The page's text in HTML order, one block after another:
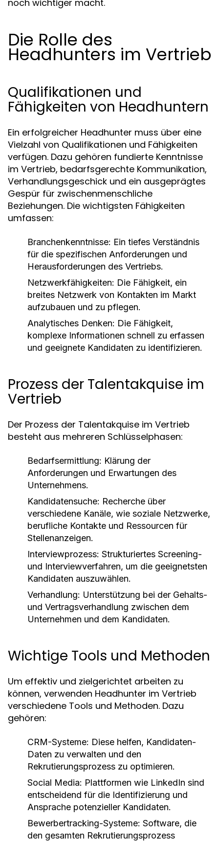
noch wichtiger macht.
Die Rolle des
Headhunters im Vertrieb
Qualifikationen und
Fähigkeiten von Headhuntern
Ein erfolgreicher Headhunter muss über eine
Vielzahl von Qualifikationen und Fähigkeiten
verfügen. Dazu gehören fundierte Kenntnisse
im Vertrieb, bedarfsgerechte Kommunikation,
Verhandlungsgeschick und ein ausgeprägtes
Gespür für zwischenmenschliche
Beziehungen. Die wichtigsten Fähigkeiten
umfassen:
Branchenkenntnisse: Ein tiefes Verständnis
für die spezifischen Anforderungen und
Herausforderungen des Vertriebs.
Netzwerkfähigkeiten: Die Fähigkeit, ein
breites Netzwerk von Kontakten im Markt
aufzubauen und zu pflegen.
Analytisches Denken: Die Fähigkeit,
komplexe Informationen schnell zu erfassen
und geeignete Kandidaten zu identifizieren.
Prozess der Talentakquise im
Vertrieb
Der Prozess der Talentakquise im Vertrieb
besteht aus mehreren Schlüsselphasen:
Bedarfsermittlung: Klärung der
Anforderungen und Erwartungen des
Unternehmens.
Kandidatensuche: Recherche über
verschiedene Kanäle, wie soziale Netzwerke,
berufliche Kontakte und Ressourcen für
Stellenanzeigen.
Interviewprozess: Strukturiertes Screening-
und Interviewverfahren, um die geeignetsten
Kandidaten auszuwählen.
Verhandlung: Unterstützung bei der Gehalts-
und Vertragsverhandlung zwischen dem
Unternehmen und dem Kandidaten.
Wichtige Tools und Methoden
Um effektiv und zielgerichtet arbeiten zu
können, verwenden Headhunter im Vertrieb
verschiedene Tools und Methoden. Dazu
gehören:
CRM-Systeme: Diese helfen, Kandidaten-
Daten zu verwalten und den
Rekrutierungsprozess zu optimieren.
Social Media: Plattformen wie LinkedIn sind
entscheidend für die Identifizierung und
Ansprache potenzieller Kandidaten.
Bewerbertracking-Systeme: Software, die
den gesamten Rekrutierungsprozess